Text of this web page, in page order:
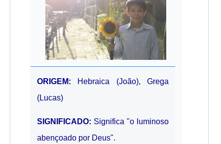
ORIGEM: Hebraica (João), Grega
(Lucas)
SIGNIFICADO: Significa "o luminoso
abençoado por Deus".